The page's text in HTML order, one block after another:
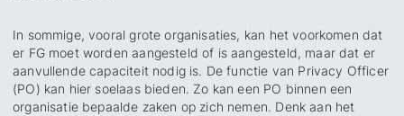
In sommige, vooral grote organisaties, kan het voorkomen dat
er FG moet worden aangesteld of is aangesteld, maar dat er
aanvullende capaciteit nodig is. De functie van Privacy Officer
(PO) kan hier soelaas bieden. Zo kan een PO binnen een
organisatie bepaalde zaken op zich nemen. Denk aan het